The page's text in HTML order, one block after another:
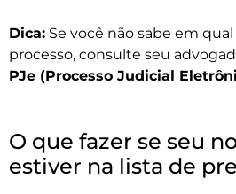
Dica: Se você não sabe em qual
processo, consulte seu
PJe (Processo Judicial
O que fazer se seu
estiver na lista de